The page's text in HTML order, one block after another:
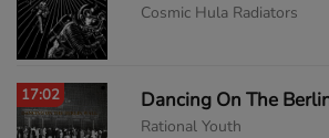
Cosmic Hula Radiators
17:02
Rational Youth